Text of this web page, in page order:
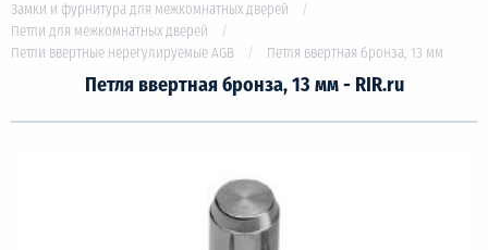
Замки и фурнитура для межкомнатных дверей
Петли для межкомнатных дверей
Петли ввертные нерегулируемые AGB
Петля ввертная бронза, 13 мм
Петля ввертная бронза, 13 мм - RIR.ru